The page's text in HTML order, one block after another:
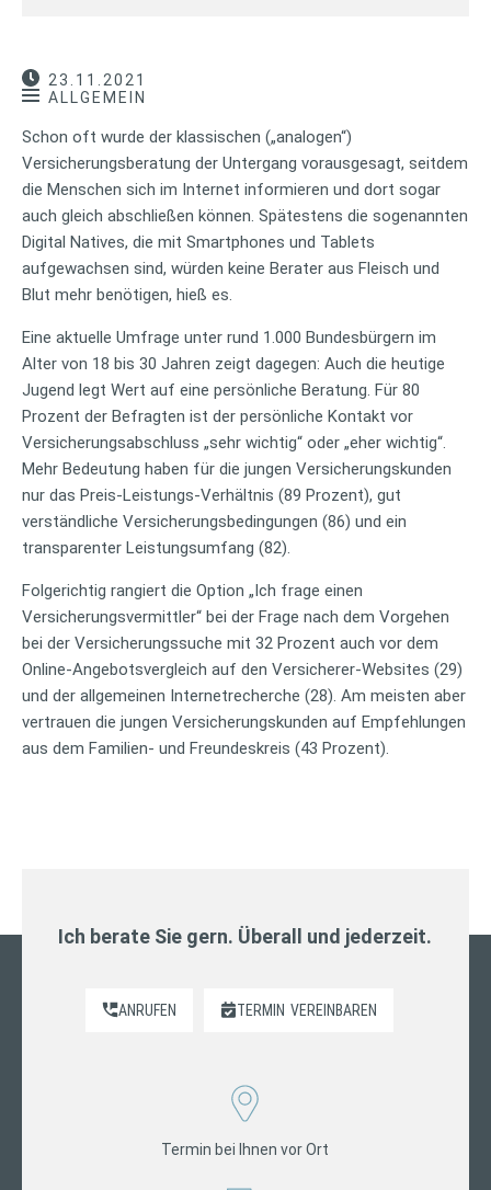
23.11.2021
ALLGEMEIN
Schon oft wurde der klassischen („analogen“)
Versicherungsberatung der Untergang vorausgesagt, seitdem
die Menschen sich im Internet informieren und dort sogar
auch gleich abschließen können. Spätestens die sogenannten
Digital Natives, die mit Smartphones und Tablets
aufgewachsen sind, würden keine Berater aus Fleisch und
Blut mehr benötigen, hieß es.
Eine aktuelle Umfrage unter rund 1.000 Bundesbürgern im
Alter von 18 bis 30 Jahren zeigt dagegen: Auch die heutige
Jugend legt Wert auf eine persönliche Beratung. Für 80
Prozent der Befragten ist der persönliche Kontakt vor
Versicherungsabschluss „sehr wichtig“ oder „eher wichtig“.
Mehr Bedeutung haben für die jungen Versicherungskunden
nur das Preis-Leistungs-Verhältnis (89 Prozent), gut
verständliche Versicherungsbedingungen (86) und ein
transparenter Leistungsumfang (82).
Folgerichtig rangiert die Option „Ich frage einen
Versicherungsvermittler“ bei der Frage nach dem Vorgehen
bei der Versicherungssuche mit 32 Prozent auch vor dem
Online-Angebotsvergleich auf den Versicherer-Websites (29)
und der allgemeinen Internetrecherche (28). Am meisten aber
vertrauen die jungen Versicherungskunden auf Empfehlungen
aus dem Familien- und Freundeskreis (43 Prozent).
Ich berate Sie gern. Überall und jederzeit.
ANRUFEN TERMIN VEREINBAREN
Termin bei Ihnen vor Ort